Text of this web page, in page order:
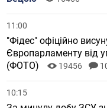
11:00
"Фідес" офіційно
Європарламенту від
(ФОТО)
19456
10:15